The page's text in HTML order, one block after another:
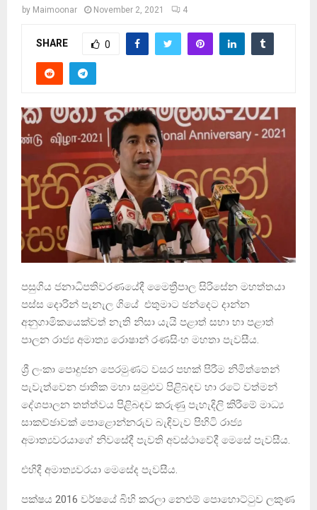
by Maimoonar November 2, 2021 4
SHARE 0
පසුගිය ජනාධිපතිවරණයේදී මෛත්‍රීපාල සිරිසේන මහත්තයා
පස්ස දොරින් පැනැල ගියේ එතුමාට ඡන්දෙට දාන්න
අනුගාමිකයෙක්වත් නැති නිසා යැයි පළාත් සභා හා පළාත්
පාලන රාජ්‍ය අමාත්‍ය රොෂාන් රණසිංහ මහතා පැවසීය.
ශ්‍රී ලංකා පොදුජන පෙරමුණට වසර පහක් පිරීම නිමිත්තෙන්
පැවැත්වෙන ජාතික මහා සමුළුව පිළිබඳව හා රටේ වත්මන්
දේශපාලන තත්ත්වය පිළිබඳව කරුණු පැහැදිලි කිරීමේ මාධ්‍ය
සාකච්ඡාවක් පොළොන්නරුව බැඳිවැව පිහිටි රාජ්‍ය
අමාත්‍යවරයාගේ නිවසේදී පැවති අවස්ථාවේදී මෙසේ පැවසීය.
එහිදී අමාත්‍යවරයා මෙසේද පැවසීය.
පක්ෂය 2016 වර්ෂයේ බිහි කරලා නෙළුම් පොහොට්ටුව ලකුණ